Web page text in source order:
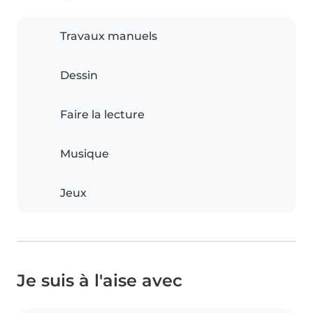
Travaux manuels
Dessin
Faire la lecture
Musique
Jeux
Je suis à l'aise avec